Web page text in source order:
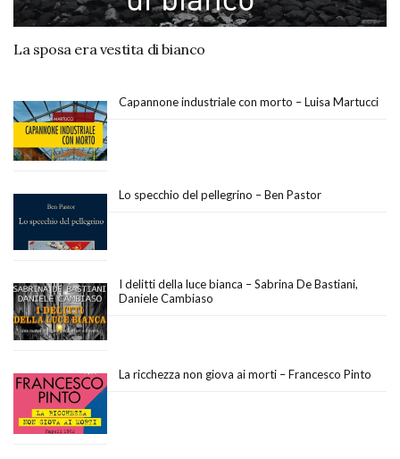
La sposa era vestita di bianco
Capannone industriale con morto – Luisa Martucci
Lo specchio del pellegrino – Ben Pastor
I delitti della luce bianca – Sabrina De Bastiani,
Daniele Cambiaso
La ricchezza non giova ai morti – Francesco Pinto